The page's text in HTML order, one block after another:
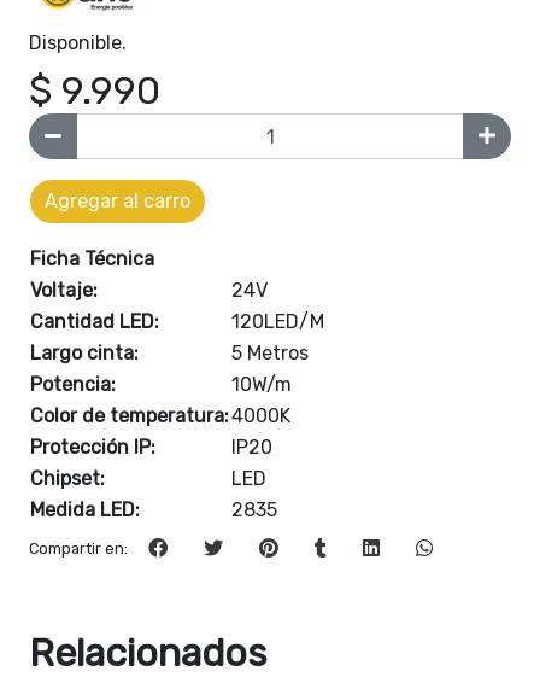
Disponible.
$ 9.990
Agregar al carro
Ficha Técnica
Voltaje:
24V
Cantidad LED:
120LED/M
Largo cinta:
5 Metros
Potencia:
10W/m
Color de temperatura:4000K
Protección IP:
IP20
Chipset:
LED
Medida LED:
2835
Compartir en:
Relacionados